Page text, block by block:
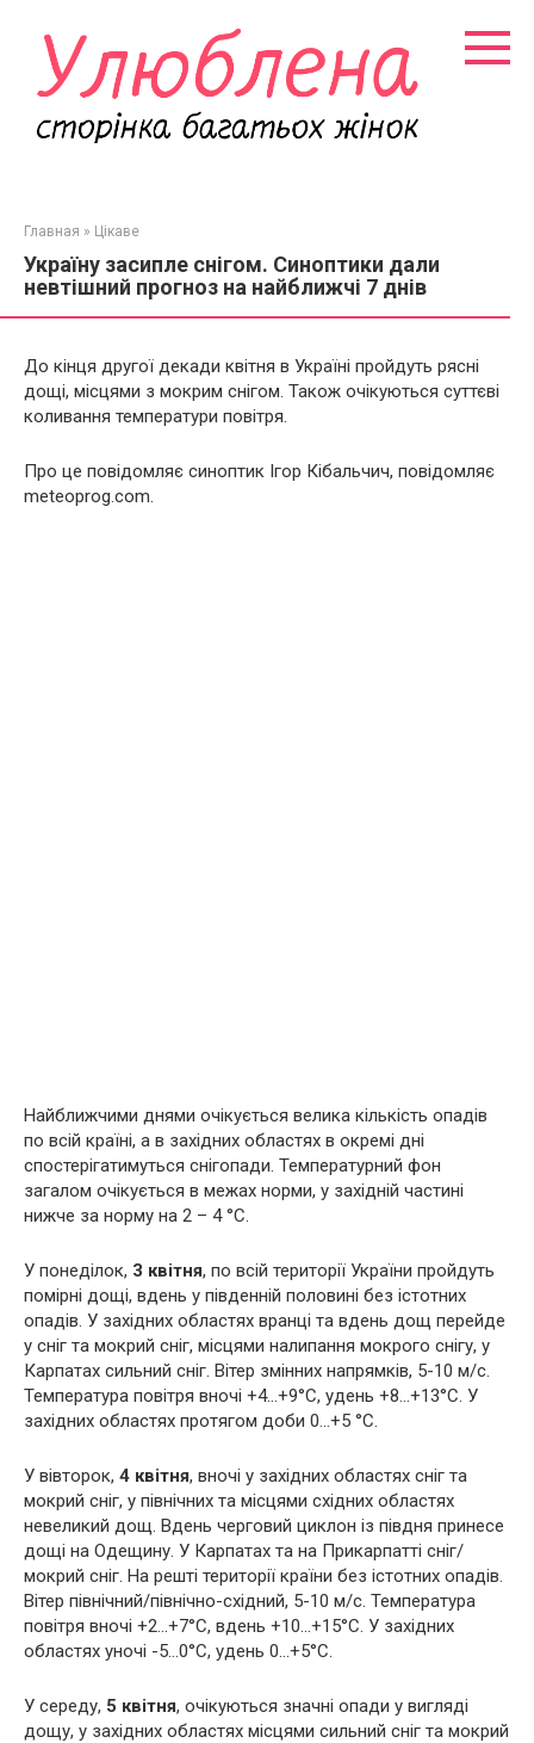
контенту
Главная » Цікаве
Україну засипле снігом. Синоптики дали
невтішний прогноз на найближчі 7 днів
До кінця другої декади квітня в Україні пройдуть рясні
дощі, місцями з мокрим снігом. Також очікуються суттєві
коливання температури повітря.
Про це повідомляє синоптик Ігор Кібальчич, повідомляє
meteoprog.com.
Найближчими днями очікується велика кількість опадів
по всій країні, а в західних областях в окремі дні
спостерігатимуться снігопади. Температурний фон
загалом очікується в межах норми, у західній частині
нижче за норму на 2 – 4 °С.
У понеділок, 3 квітня, по всій території України пройдуть
помірні дощі, вдень у південній половині без істотних
опадів. У західних областях вранці та вдень дощ перейде
у сніг та мокрий сніг, місцями налипання мокрого снігу, у
Карпатах сильний сніг. Вітер змінних напрямків, 5-10 м/с.
Температура повітря вночі +4…+9°С, удень +8…+13°С. У
західних областях протягом доби 0…+5 °С.
У вівторок, 4 квітня, вночі у західних областях сніг та
мокрий сніг, у північних та місцями східних областях
невеликий дощ. Вдень черговий циклон із півдня принесе
дощі на Одещину. У Карпатах та на Прикарпатті сніг/
мокрий сніг. На решті території країни без істотних опадів.
Вітер північний/північно-східний, 5-10 м/с. Температура
повітря вночі +2…+7°С, вдень +10…+15°С. У західних
областях уночі -5…0°С, удень 0…+5°С.
У середу, 5 квітня, очікуються значні опади у вигляді
дощу, у західних областях місцями сильний сніг та мокрий